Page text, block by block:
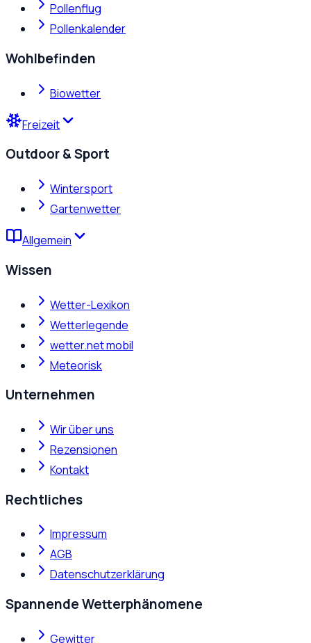
Pollenflug
Pollenkalender
Wohlbefinden
Biowetter
Freizeit
Outdoor & Sport
Wintersport
Gartenwetter
Allgemein
Wissen
Wetter-Lexikon
Wetterlegende
wetter.net mobil
Meteorisk
Unternehmen
Wir über uns
Rezensionen
Kontakt
Rechtliches
Impressum
AGB
Datenschutzerklärung
Spannende Wetterphänomene
Gewitter